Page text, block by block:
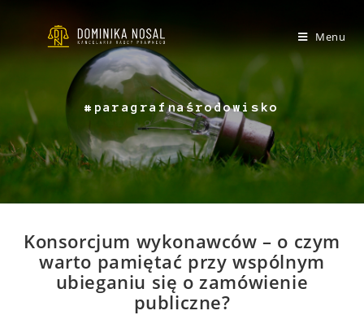
Menu
#paragrafnaśrodowisko
Konsorcjum wykonawców – o czym
warto pamiętać przy wspólnym
ubieganiu się o zamówienie
publiczne?